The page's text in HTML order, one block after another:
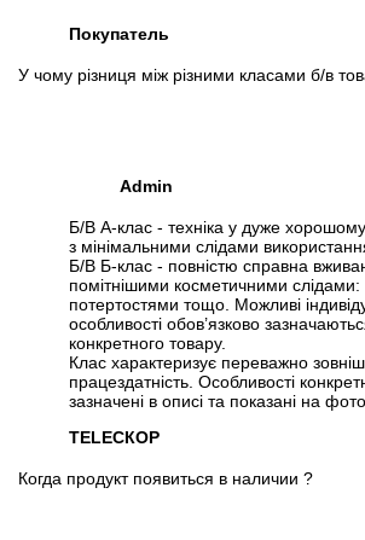
Покупатель
У чому різниця між різними класами б/в
Admin
Б/В А-клас - техніка у дуже
з мінімальними слідами
Б/В Б-клас - повністю справна
помітнішими косметичними
потертостями тощо. Можливі
особливості обов’язково
конкретного товару.
Клас характеризує переважно
працездатність. Особливості
зазначені в описі та показані на фото.
ТЕLЕСКОP
Когда продукт появиться в наличии ?